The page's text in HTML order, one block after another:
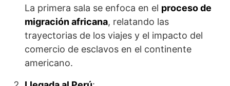
La primera sala se enfoca en el proceso de
migración africana, relatando las
trayectorias de los viajes y el impacto del
comercio de esclavos en el continente
americano.